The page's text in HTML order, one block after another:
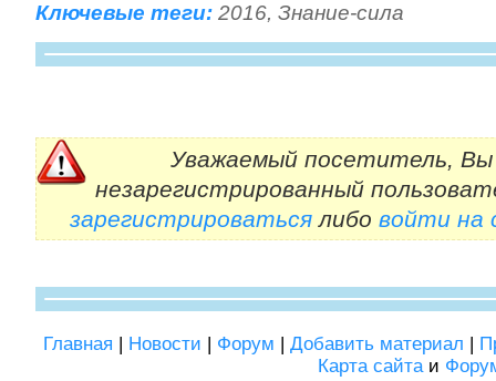
Ключевые теги: 2016, Знание-сила
Уважаемый посетитель, Вы
незарегистрированный
зарегистрироватьсялибо войти на
Главная | Новости | Форум | Добавить материал |
Карта сайтаи